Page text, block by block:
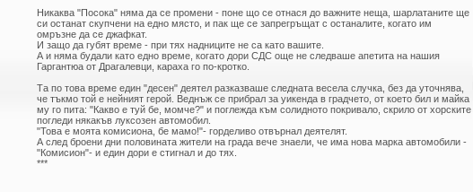
Никаква "Посока" няма да се промени - поне що се отнася до важните неща, шарлатаните ще
си останат скупчени на едно място, и пак ще се запрегръщат с останалите, когато им
омръзне да се джафкат.
И защо да губят време - при тях надниците не са като вашите.
А и няма будали като едно време, когато дори СДС още не следваше апетита на нашия
Гаргантюа от Драгалевци, караха го по-кротко.
Та по това време един "десен" деятел разказваше следната весела случка, без да уточнява,
че тъкмо той е нейният герой. Веднъж се прибрал за уикенда в градчето, от което бил и майка
му го пита: "Какво е туй бе, момче?" и поглежда към солидното покривало, скрило от хорските
погледи някакъв луксозен автомобил.
"Това е моята комисиона, бе мамо!"- горделиво отвърнал деятелят.
А след броени дни половината жители на града вече знаели, че има нова марка автомобили -
"Комисион"- и един дори е стигнал и до тях.
***